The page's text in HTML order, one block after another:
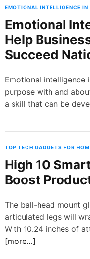
EMOTIONAL INTELLIGENCE IN
Emotional
Help
Succeed
Emotional
purpose with and
a skill that can be
TOP TECH GADGETS FOR
High 10
Boost
The ball-head mount
articulated legs will
With 10.24 inches of
[more…]